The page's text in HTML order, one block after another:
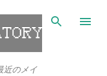
ツに移動
近のメイ